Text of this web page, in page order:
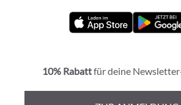
10% Rabattfür deine